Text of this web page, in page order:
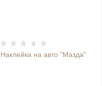
Наклейка на авто "Мазда"